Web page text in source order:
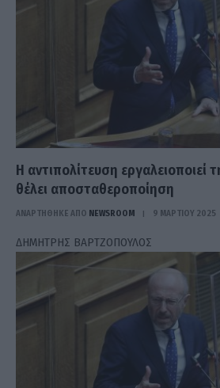
Η αντιπολίτευση εργαλειοποιεί
θέλει αποσταθεροποίηση
ΑΝΑΡΤΗΘΗΚΕ ΑΠΟ NEWSROOM 9 ΜΑΡΤΊΟΥ 2025
ΔΗΜΗΤΡΗΣ ΒΑΡΤΖΟΠΟΥΛΟΣ